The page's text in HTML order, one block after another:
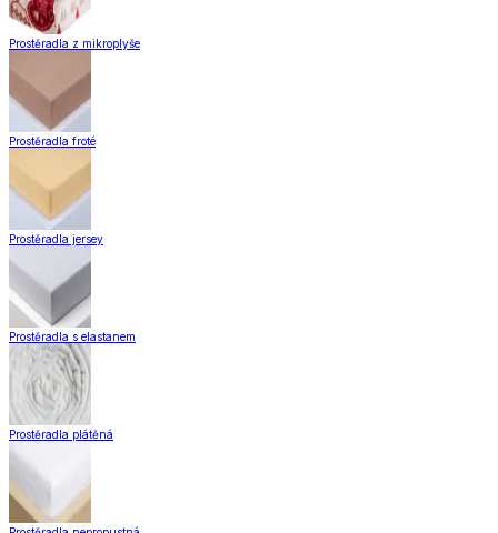
Prostěradla z mikroplyše
Prostěradla froté
Prostěradla jersey
Prostěradla s elastanem
Prostěradla plátěná